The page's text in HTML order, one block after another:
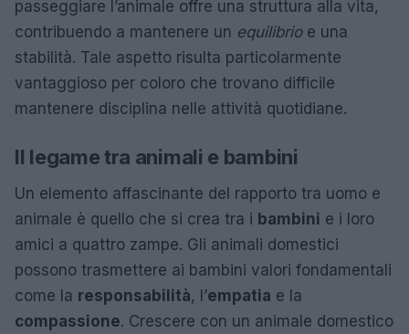
passeggiare l’animale offre una struttura alla vita,
contribuendo a mantenere un equilibrioe una
stabilità. Tale aspetto risulta particolarmente
vantaggioso per coloro che trovano difficile
mantenere disciplina nelle attività quotidiane.
Il legame tra animali e bambini
Un elemento affascinante del rapporto tra uomo e
animale è quello che si crea tra i bambini e i loro
amici a quattro zampe. Gli animali domestici
possono trasmettere ai bambini valori fondamentali
come la responsabilità, l’empatia e la
compassione. Crescere con un animale domestico